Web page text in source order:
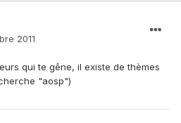
2011
qui te gêne, il existe de thèmes
"aosp")